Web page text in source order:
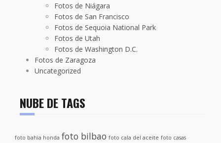
Fotos de Niágara
Fotos de San Francisco
Fotos de Sequoia National Park
Fotos de Utah
Fotos de Washington D.C.
Fotos de Zaragoza
Uncategorized
NUBE DE TAGS
foto bahia honda foto bilbao foto cala del aceite foto casas